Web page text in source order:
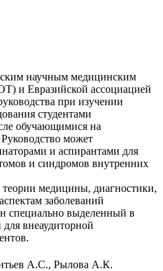
научным медицинским
и Евразийской ассоциацией
при изучении
студентами
обучающимися на
может
и аспирантами для
и синдромов внутренних
медицины, диагностики,
заболеваний
специально выделенный в
внеаудиторной
А.С., Рылова А.К.